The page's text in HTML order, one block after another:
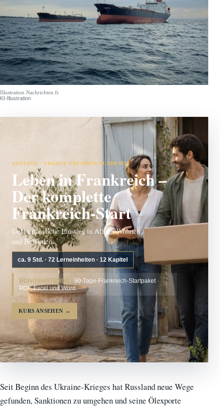
Illustration Nachrichten.fr
KI-Illustration
ANZEIGE · FRANCE PREMIUM ACADEMY
Leben in Frankreich –
Der komplette
Frankreich-Start
Der verlässliche Einstieg in Alltag, Wohnen
und Behörden.
ca. 9 Std. · 72 Lerneinheiten · 12 Kapitel
BONUSMATERIAL: 90-Tage-Frankreich-Startpaket ·
PDF, Excel und Word
KURS ANSEHEN →
Seit Beginn des Ukraine-Krieges hat Russland neue Wege
gefunden, Sanktionen zu umgehen und seine Ölexporte